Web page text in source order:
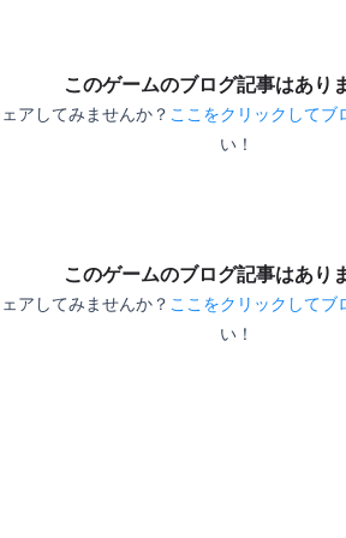
このゲームのブログ記事はあり
アしてみませんか？ ここをクリックしてブ
い！
このゲームのブログ記事はあり
アしてみませんか？ ここをクリックしてブ
い！